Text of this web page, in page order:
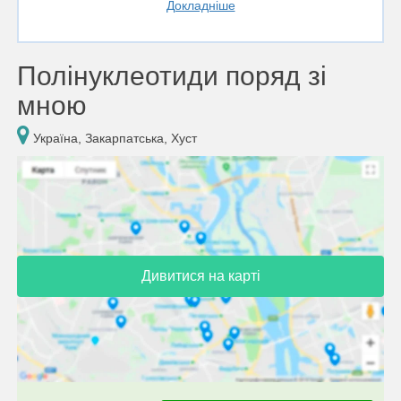
Докладніше
Полінуклеотиди поряд зі
мною
Україна, Закарпатська, Хуст
Дивитися на карті